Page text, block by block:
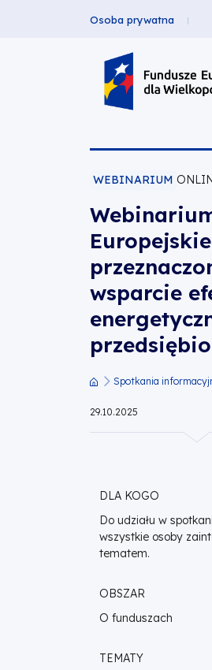
Webinarium
„Fundusze
Europejskie
przeznaczone
wsparcie
efektywności
energetycznej
Fundusze
Europejskie
Header
Top
Osoba prywatna
WEBINARIUM
Europejskie
wsparcie
nawigacyjna
Spotkania
29.10.2025
DLA KOGO
Do udziału w
wszystkie osoby
tematem.
OBSZAR
O funduszach
TEMATY